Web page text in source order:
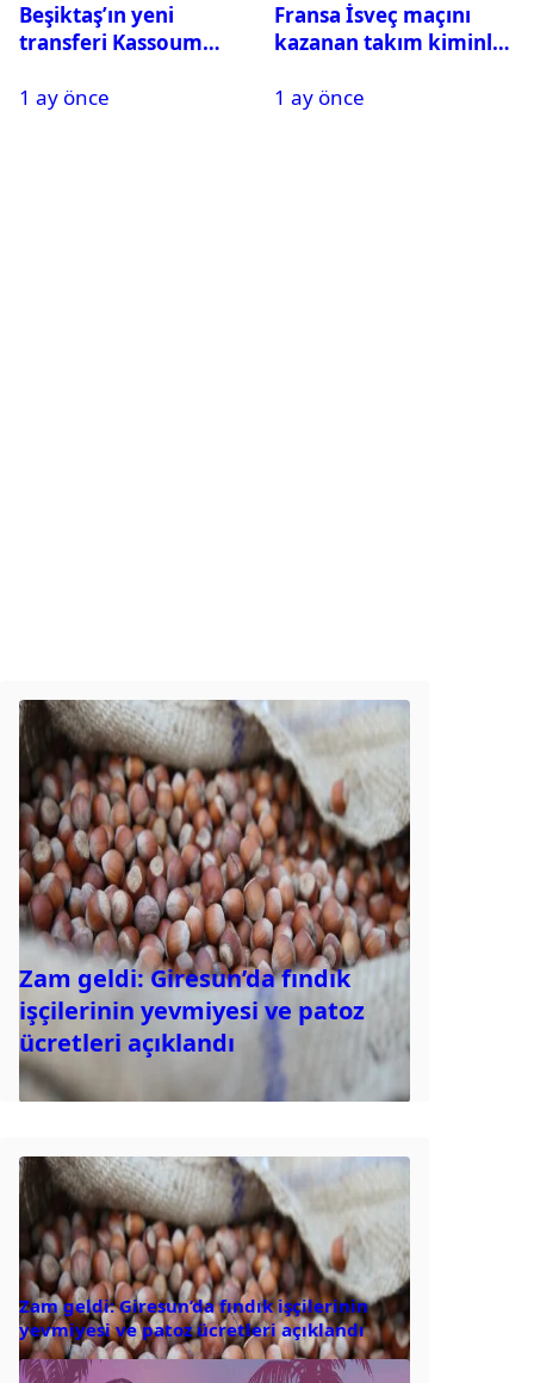
Beşiktaş’ın yeni
transferi Kassoum
gelecek? Resmi
1 ay önce
Fransa İsveç maçını
kazanan takım kiminle
turundaki rakip belli
1 ay önce
Zam geldi: Giresun’da fındık
işçilerinin yevmiyesi ve patoz
ücretleri açıklandı
Zam geldi: Giresun’da fındık işçilerinin
yevmiyesi ve patoz ücretleri açıklandı